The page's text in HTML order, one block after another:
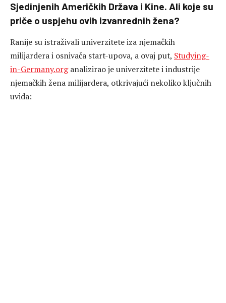
Sjedinjenih Američkih Država i Kine. Ali koje su
priče o uspjehu ovih izvanrednih žena?
Ranije su istraživali univerzitete iza njemačkih
milijardera i osnivača start-upova, a ovaj put, Studying-
in-Germany.organalizirao je univerzitete i industrije
njemačkih žena milijardera, otkrivajući nekoliko ključnih
uvida: